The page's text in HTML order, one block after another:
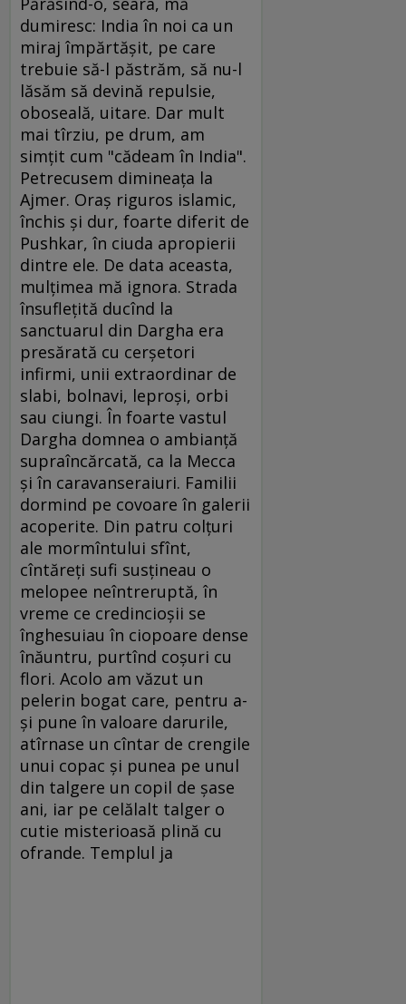
dumiresc: India în noi ca un
miraj împărtăşit, pe care
trebuie să-l păstrăm, să nu-l
lăsăm să devină repulsie,
oboseală, uitare. Dar mult
mai tîrziu, pe drum, am
simţit cum "cădeam în India".
Petrecusem dimineaţa la
Ajmer. Oraş riguros islamic,
închis şi dur, foarte diferit de
Pushkar, în ciuda apropierii
dintre ele. De data aceasta,
mulţimea mă ignora. Strada
însufleţită ducînd la
sanctuarul din Dargha era
presărată cu cerşetori
infirmi, unii extraordinar de
slabi, bolnavi, leproşi, orbi
sau ciungi. În foarte vastul
Dargha domnea o ambianţă
supraîncărcată, ca la Mecca
şi în caravanseraiuri. Familii
dormind pe covoare în galerii
acoperite. Din patru colţuri
ale mormîntului sfînt,
cîntăreţi sufi susţineau o
melopee neîntreruptă, în
vreme ce credincioşii se
înghesuiau în ciopoare dense
înăuntru, purtînd coşuri cu
flori. Acolo am văzut un
pelerin bogat care, pentru a-
şi pune în valoare darurile,
atîrnase un cîntar de crengile
unui copac şi punea pe unul
din talgere un copil de şase
ani, iar pe celălalt talger o
cutie misterioasă plină cu
ofrande. Templul ja